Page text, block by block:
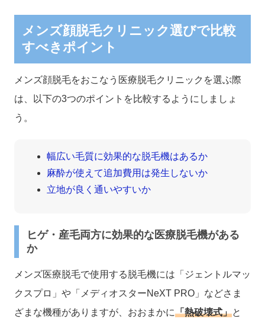
メンズ顔脱毛クリニック選びで比較
すべきポイント
メンズ顔脱毛をおこなう医療脱毛クリニックを選ぶ際
は、以下の3つのポイントを比較するようにしましょ
う。
幅広い毛質に効果的な脱毛機はあるか
麻酔が使えて追加費用は発生しないか
立地が良く通いやすいか
ヒゲ・産毛両方に効果的な医療脱毛機がある
か
メンズ医療脱毛で使用する脱毛機には「ジェントルマッ
クスプロ」や「メディオスターNeXT PRO」などさま
ざまな機種がありますが、おおまかに「熱破壊式」と